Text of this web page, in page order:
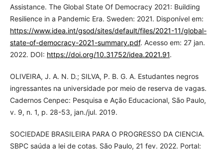
Assistance. The Global State Of Democracy 2021: Building
Resilience in a Pandemic Era. Sweden: 2021. Disponível em:
https://www.idea.int/gsod/sites/default/files/2021-11/global-
state-of-democracy-2021-summary.pdf. Acesso em: 27 jan.
2022. DOI: https://doi.org/10.31752/idea.2021.91.
OLIVEIRA, J. A. N. D.; SILVA, P. B. G. A. Estudantes negros
ingressantes na universidade por meio de reserva de vagas.
Cadernos Cenpec: Pesquisa e Ação Educacional, São Paulo,
v. 9, n. 1, p. 28-53, jan./jul. 2019.
SOCIEDADE BRASILEIRA PARA O PROGRESSO DA CIENCIA.
SBPC saúda a lei de cotas. São Paulo, 21 fev. 2022. Portal: